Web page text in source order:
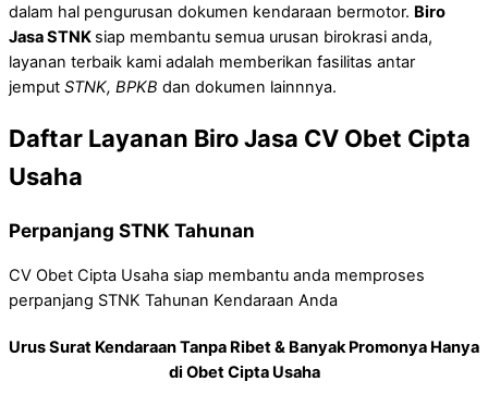
dalam hal pengurusan dokumen kendaraan bermotor. Biro
Jasa STNK siap membantu semua urusan birokrasi anda,
layanan terbaik kami adalah memberikan fasilitas antar
jemput STNK, BPKB dan dokumen lainnnya.
Daftar Layanan Biro Jasa CV Obet Cipta
Usaha
Perpanjang STNK Tahunan
CV Obet Cipta Usaha siap membantu anda memproses
perpanjang STNK Tahunan Kendaraan Anda
Urus Surat Kendaraan Tanpa Ribet & Banyak Promonya Hanya
di Obet Cipta Usaha